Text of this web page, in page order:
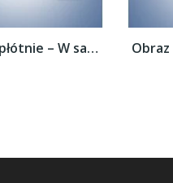
Obraz na płótnie – W sam środek tarczy –...